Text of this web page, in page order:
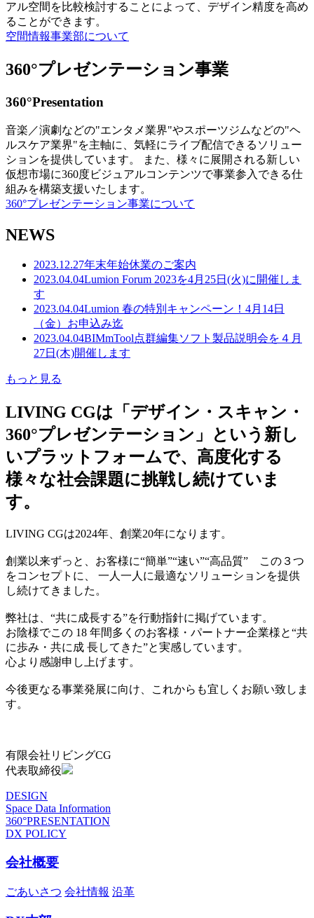
アル空間を比較検討することによって、デザイン精度を高め
ることができます。
空間情報事業部について
360°プレゼンテーション事業
360°Presentation
音楽／演劇などの"エンタメ業界"やスポーツジムなどの"ヘ
ルスケア業界"を主軸に、気軽にライブ配信できるソリュー
ションを提供しています。 また、様々に展開される新しい
仮想市場に360度ビジュアルコンテンツで事業参入できる仕
組みを構築支援いたします。
360°プレゼンテーション事業について
NEWS
2023.12.27年末年始休業のご案内
2023.04.04Lumion Forum 2023を4月25日(火)に開催しま
す
2023.04.04Lumion 春の特別キャンペーン！4月14日
（金）お申込み迄
2023.04.04BIMmTool点群編集ソフト製品説明会を４月
27日(木)開催します
もっと見る
LIVING CGは「デザイン・スキャン・
360°プレゼンテーション」という新し
いプラットフォームで、高度化する
様々な社会課題に挑戦し続けていま
す。
LIVING CGは2024年、創業20年になります。
創業以来ずっと、お客様に“簡単”“速い”“高品質” この３つ
をコンセプトに、 一人一人に最適なソリューションを提供
し続けてきました。
弊社は、“共に成長する”を行動指針に掲げています。
お陰様でこの 18 年間多くのお客様・パートナー企業様と“共
に歩み・共に成 長してきた”と実感しています。
心より感謝申し上げます。
今後更なる事業発展に向け、これからも宜しくお願い致しま
す。
有限会社リビングCG
代表取締役
DESIGN
Space Data Information
360°PRESENTATION
DX POLICY
会社概要
ごあいさつ 会社情報 沿革